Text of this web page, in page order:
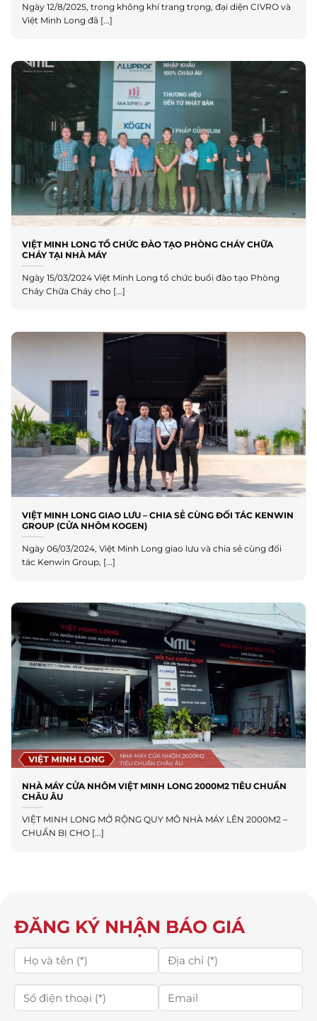
Ngày 12/8/2025, trong không khí trang trọng, đại diện CIVRO và
Việt Minh Long đã [...]
VIỆT MINH LONG TỔ CHỨC ĐÀO TẠO PHÒNG CHÁY CHỮA
CHÁY TẠI NHÀ MÁY
Ngày 15/03/2024 Việt Minh Long tổ chức buổi đào tạo Phòng
Cháy Chữa Cháy cho [...]
VIỆT MINH LONG GIAO LƯU – CHIA SẺ CÙNG ĐỐI TÁC KENWIN
GROUP (CỬA NHÔM KOGEN)
Ngày 06/03/2024, Việt Minh Long giao lưu và chia sẻ cùng đối
tác Kenwin Group, [...]
NHÀ MÁY CỬA NHÔM VIỆT MINH LONG 2000M2 TIÊU CHUẨN
CHÂU ÂU
VIỆT MINH LONG MỞ RỘNG QUY MÔ NHÀ MÁY LÊN 2000M2 –
CHUẨN BỊ CHO [...]
ĐĂNG KÝ NHẬN BÁO GIÁ